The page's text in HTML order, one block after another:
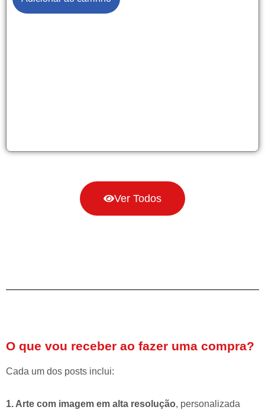
Ver Todos
O que vou receber ao fazer uma compra?
Cada um dos posts inclui:
1. Arte com imagem em alta resolução, personalizada